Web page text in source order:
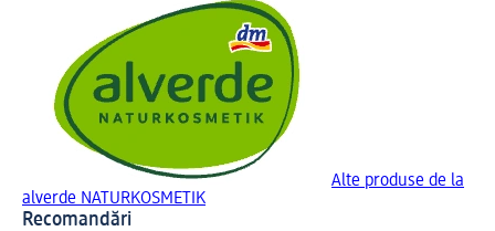
Alte produse de la
alverde NATURKOSMETIK
Recomandări